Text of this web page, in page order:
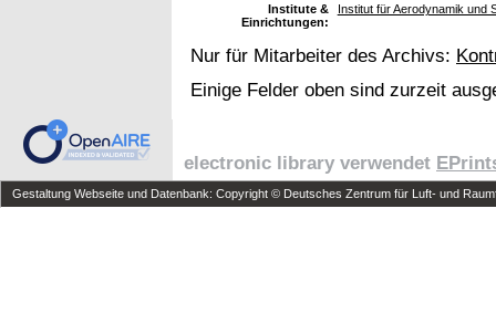
Institute &
Einrichtungen:
Institut für Aerodynamik und
Nur für Mitarbeiter des Archivs:
Einige Felder oben sind zurzeit
electronic library verwendet
Gestaltung Webseite und Datenbank: Copyright © Deutsches Zentrum für Luft- und